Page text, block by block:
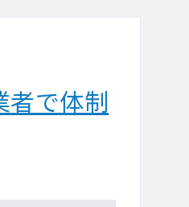
で体制